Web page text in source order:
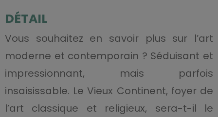
DÉTAIL
Vous souhaitez en savoir plus sur l’art
moderne et contemporain ? Séduisant et
impressionnant, mais parfois
insaisissable. Le Vieux Continent, foyer de
l’art classique et religieux, sera-t-il le